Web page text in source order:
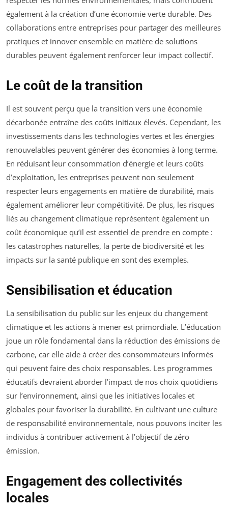
également à la création d’une économie verte durable. Des
collaborations entre entreprises pour partager des meilleures
pratiques et innover ensemble en matière de solutions
durables peuvent également renforcer leur impact collectif.
Le coût de la transition
Il est souvent perçu que la transition vers une économie
décarbonée entraîne des coûts initiaux élevés. Cependant, les
investissements dans les technologies vertes et les énergies
renouvelables peuvent générer des économies à long terme.
En réduisant leur consommation d’énergie et leurs coûts
d’exploitation, les entreprises peuvent non seulement
respecter leurs engagements en matière de durabilité, mais
également améliorer leur compétitivité. De plus, les risques
liés au changement climatique représentent également un
coût économique qu’il est essentiel de prendre en compte :
les catastrophes naturelles, la perte de biodiversité et les
impacts sur la santé publique en sont des exemples.
Sensibilisation et éducation
La sensibilisation du public sur les enjeux du changement
climatique et les actions à mener est primordiale. L’éducation
joue un rôle fondamental dans la réduction des émissions de
carbone, car elle aide à créer des consommateurs informés
qui peuvent faire des choix responsables. Les programmes
éducatifs devraient aborder l’impact de nos choix quotidiens
sur l’environnement, ainsi que les initiatives locales et
globales pour favoriser la durabilité. En cultivant une culture
de responsabilité environnementale, nous pouvons inciter les
individus à contribuer activement à l’objectif de zéro
émission.
Engagement des collectivités
locales